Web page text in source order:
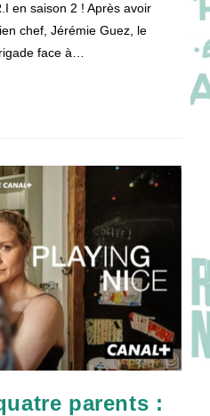
en saison 2 ! Après avoir
chef, Jérémie Guez, le
face à…
parents :